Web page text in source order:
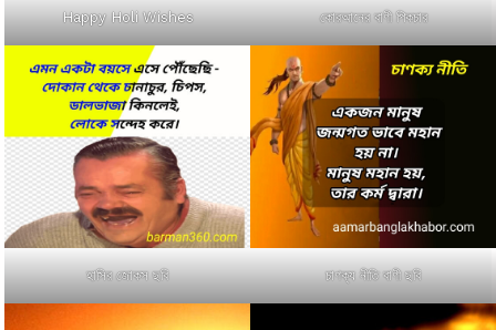
Happy Holi Wishes কোরআনের বাণী পিকচার
হাসির জোকস ছবি চাণক্য নীতি বাণী ছবি